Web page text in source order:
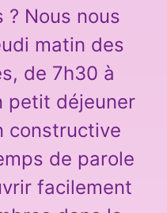
? Nous nous
matin des
de 7h30 à
petit déjeuner
constructive
de parole
facilement